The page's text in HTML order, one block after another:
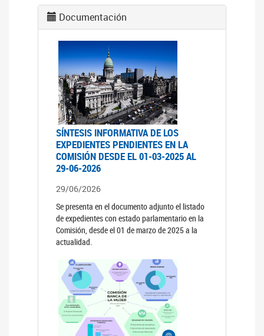
Documentación
SÍNTESIS INFORMATIVA DE LOS
EXPEDIENTES PENDIENTES EN LA
COMISIÓN DESDE EL 01-03-2025 AL
29-06-2026
29/06/2026
Se presenta en el documento adjunto el listado
de expedientes con estado parlamentario en la
Comisión, desde el 01 de marzo de 2025 a la
actualidad.